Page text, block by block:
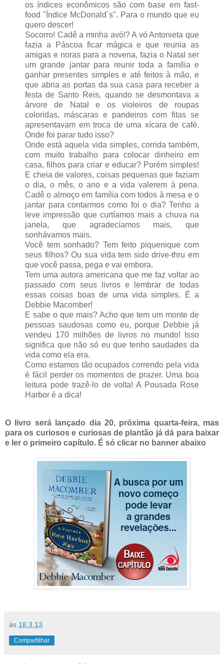
os índices econômicos são com base em fast-
food "Índice McDonald´s". Para o mundo que eu
quero descer!
Socorro! Cadê a minha avó!? A vó Antonieta que
fazia a Páscoa ficar mágica e que reunia as
amigas e noras para a novena, fazia o Natal ser
um grande jantar para reunir toda a família e
ganhar presentes simples e até feitos à mão, e
que abria as portas da sua casa para receber a
festa de Santo Reis, quando se desmontava a
árvore de Natal e os violeiros de roupas
coloridas, máscaras e pandeiros com fitas se
apresentavam em troca de uma xícara de café.
Onde foi parar tudo isso?
Onde está aquela vida simples, corrida também,
com muito trabalho para colocar dinheiro em
casa, filhos para criar e educar? Porém simples!
E cheia de valores, coisas pequenas que faziam
o dia, o mês, o ano e a vida valerem à pena.
Cadê o almoço em família com todos à mesa e o
jantar para contarmos como foi o dia? Tenho a
leve impressão que curtíamos mais a chuva na
janela, que agradecíamos mais, que
sonhávamos mais.
Você tem sonhado? Tem feito piquenique com
seus filhos? Ou sua vida tem sido drive-thru em
que você passa, pega e vai embora.
Tem uma autora americana que me faz voltar ao
passado com seus livros e lembrar de todas
essas coisas boas de uma vida simples. É a
Debbie Macomber!
E sabe o que mais? Acho que tem um monte de
pessoas saudosas como eu, porque Debbie já
vendeu 170 milhões de livros no mundo! Isso
significa que não só eu que tenho saudades da
vida como ela era.
Como estamos tão ocupados correndo pela vida
é fácil perder os momentos de prazer. Uma boa
leitura pode trazê-lo de volta! A Pousada Rose
Harbor é a dica!
O livro será lançado dia 20, próxima quarta-feira, mas
para os curiosos e curiosas de plantão já dá para baixar
e ler o primeiro capítulo. É só clicar no banner abaixo
às 18.3.13
Compartilhar